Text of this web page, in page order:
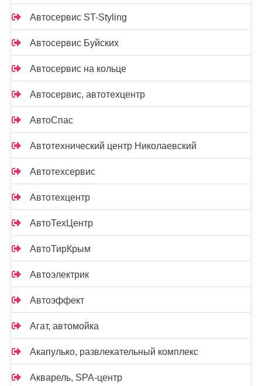
Автосервис ST-Styling
Автосервис Буйских
Автосервис на кольце
Автосервис, автотехцентр
АвтоСпас
Автотехнический центр Николаевский
Автотехсервис
Автотехцентр
АвтоТехЦентр
АвтоТирКрым
Автоэлектрик
Автоэффект
Агат, автомойка
Акапулько, развлекательный комплекс
Акварель, SPA-центр